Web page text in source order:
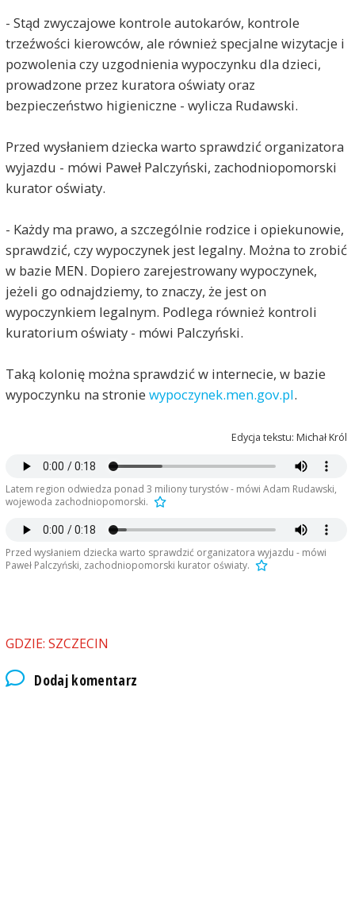
- Stąd zwyczajowe kontrole autokarów, kontrole
trzeźwości kierowców, ale również specjalne wizytacje i
pozwolenia czy uzgodnienia wypoczynku dla dzieci,
prowadzone przez kuratora oświaty oraz
bezpieczeństwo higieniczne - wylicza Rudawski.
Przed wysłaniem dziecka warto sprawdzić organizatora
wyjazdu - mówi Paweł Palczyński, zachodniopomorski
kurator oświaty.
- Każdy ma prawo, a szczególnie rodzice i opiekunowie,
sprawdzić, czy wypoczynek jest legalny. Można to zrobić
w bazie MEN. Dopiero zarejestrowany wypoczynek,
jeżeli go odnajdziemy, to znaczy, że jest on
wypoczynkiem legalnym. Podlega również kontroli
kuratorium oświaty - mówi Palczyński.
Taką kolonię można sprawdzić w internecie, w bazie
wypoczynku na stronie wypoczynek.men.gov.pl.
Edycja tekstu: Michał Król
Latem region odwiedza ponad 3 miliony turystów - mówi Adam Rudawski,
wojewoda zachodniopomorski.
Przed wysłaniem dziecka warto sprawdzić organizatora wyjazdu - mówi
Paweł Palczyński, zachodniopomorski kurator oświaty.
GDZIE: SZCZECIN
Dodaj komentarz